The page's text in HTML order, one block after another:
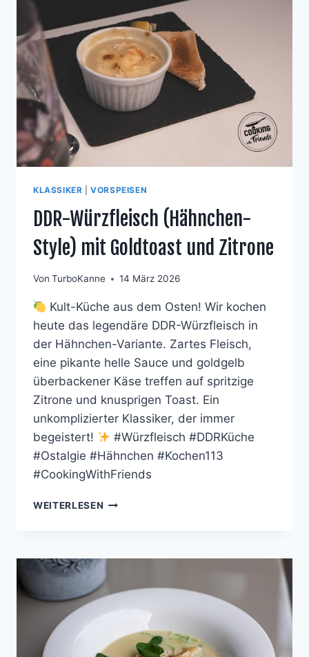
KLASSIKER |VORSPEISEN
DDR-Würzfleisch (Hähnchen-
Style) mit Goldtoast und Zitrone
Von TurboKanne 14 März 2026
Kult-Küche aus dem Osten! Wir kochen
heute das legendäre DDR-Würzfleisch in
der Hähnchen-Variante. Zartes Fleisch,
eine pikante helle Sauce und goldgelb
überbackener Käse treffen auf spritzige
Zitrone und knusprigen Toast. Ein
unkomplizierter Klassiker, der immer
begeistert!
#Würzfleisch #DDRKüche
#Ostalgie #Hähnchen #Kochen113
#CookingWithFriends
WEITERLESEN DDR-
MIT
UND